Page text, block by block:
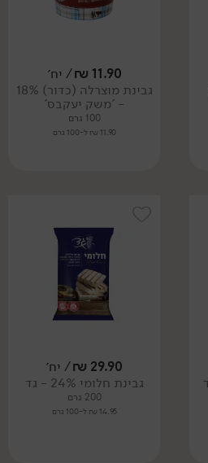
11.90
₪/ יח׳
גבינת מוצרלה (כדור) 18%
- 'משק יעקבס'
100 גרם
11.90 ₪ ל-100 גרם
29.90
₪/ יח׳
גבינת חלומי 24% - גד
200 גרם
14.95 ₪ ל-100 גרם